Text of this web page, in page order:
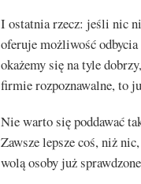
I ostatnia rzecz: jeśli nic
oferuje możliwość
okażemy się na tyle
firmie rozpoznawalne, to
Nie warto się poddawać
Zawsze lepsze coś, niż
wolą osoby już